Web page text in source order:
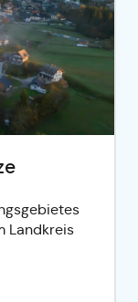
Landkreis